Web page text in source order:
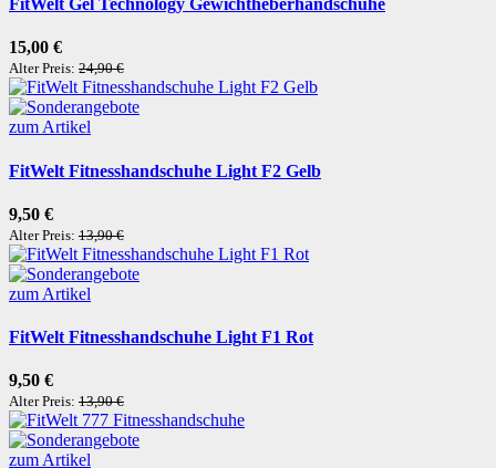
FitWelt Gel Technology Gewichtheberhandschuhe
15,00 €
Alter Preis: 24,90 €
zum Artikel
FitWelt Fitnesshandschuhe Light F2 Gelb
9,50 €
Alter Preis: 13,90 €
zum Artikel
FitWelt Fitnesshandschuhe Light F1 Rot
9,50 €
Alter Preis: 13,90 €
zum Artikel